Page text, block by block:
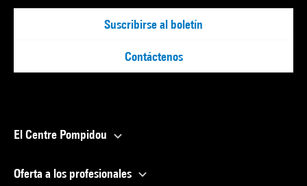
Suscribirse al boletín
Contáctenos
El Centre Pompidou
Oferta a los profesionales